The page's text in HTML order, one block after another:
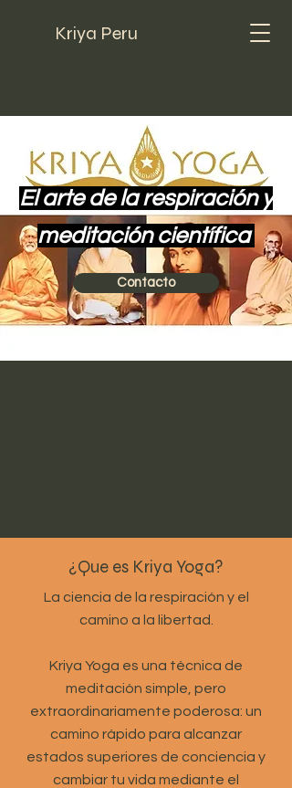
Kriya Peru
El arte de la respiración y
meditación científica
Contacto
¿Que es Kriya Yoga?
La ciencia de la respiración y el
camino a la libertad.
Kriya Yoga es una técnica de
meditación simple, pero
extraordinariamente poderosa: un
camino rápido para alcanzar
estados superiores de conciencia y
cambiar tu vida mediante el